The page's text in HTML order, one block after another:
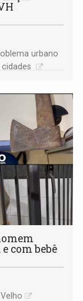
urbano
com bebê